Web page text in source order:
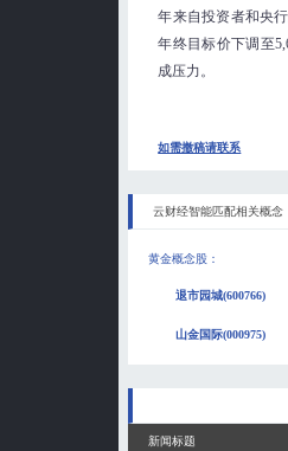
年来自投资者和央
年终目标价下调至
成压力。
如需撤稿请联系
云财经智能匹配相关概念
黄金概念股：
退市园城(600766)
山金国际(000975)
新闻标题